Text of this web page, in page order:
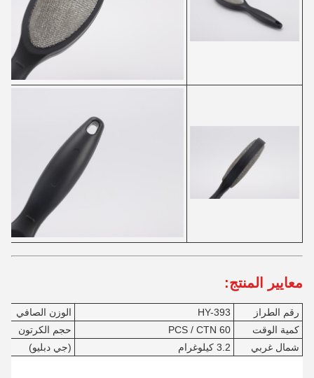
معايير المنتج:
رقم الطراز HY-393 الوزن الصافي
كمية الوقت
60 PCS / CTN حجم الكرتون
شمال غربي
3.2 كيلوغرام (جي دبليو)